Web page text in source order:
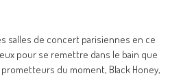
salles de concert parisiennes en ce
pour se remettre dans le bain que
du moment, Black Honey,